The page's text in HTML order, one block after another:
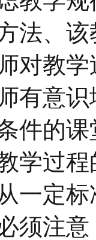
法、
对教
有意
件的
学过
一定
须注